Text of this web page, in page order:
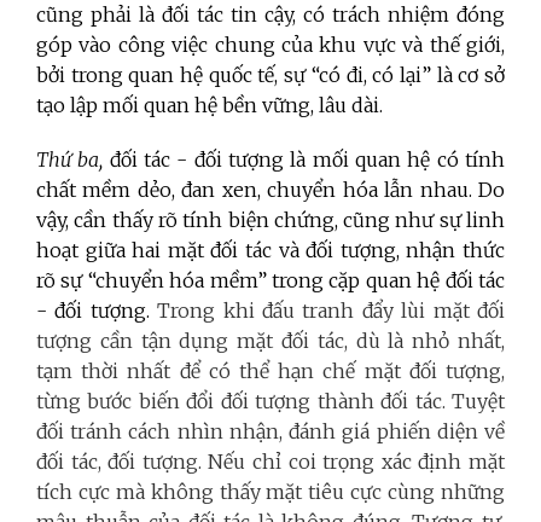
cũng phải là đối tác tin cậy, có trách nhiệm đóng
góp vào công việc chung của khu vực và thế giới,
bởi trong quan hệ quốc tế, sự “có đi, có lại” là cơ sở
tạo lập mối quan hệ bền vững, lâu dài.
Thứ ba, đối tác - đối tượng là mối quan hệ có tính
chất mềm dẻo, đan xen, chuyển hóa lẫn nhau. Do
vậy, cần thấy rõ tính biện chứng, cũng như sự linh
hoạt giữa hai mặt đối tác và đối tượng, nhận thức
rõ sự “chuyển hóa mềm” trong cặp quan hệ đối tác
- đối tượng.Trong khi đấu tranh đẩy lùi mặt đối
tượng cần tận dụng mặt đối tác, dù là nhỏ nhất,
tạm thời nhất để có thể hạn chế mặt đối tượng,
từng bước biến đổi đối tượng thành đối tác. Tuyệt
đối tránh cách nhìn nhận, đánh giá phiến diện về
đối tác, đối tượng. Nếu chỉ coi trọng xác định mặt
tích cực mà không thấy mặt tiêu cực cùng những